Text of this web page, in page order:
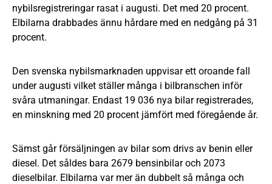
nybilsregistreringar rasat i augusti. Det med 20 procent.
Elbilarna drabbades ännu hårdare med en nedgång på 31
procent.
Den svenska nybilsmarknaden uppvisar ett oroande fall
under augusti vilket ställer många i bilbranschen inför
svåra utmaningar. Endast 19 036 nya bilar registrerades,
en minskning med 20 procent jämfört med föregående år.
Sämst går försäljningen av bilar som drivs av benin eller
diesel. Det såldes bara 2679 bensinbilar och 2073
dieselbilar. Elbilarna var mer än dubbelt så många och